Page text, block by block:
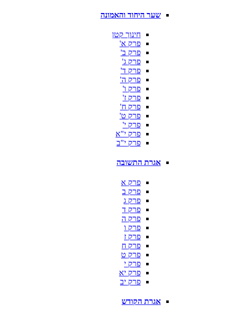
שער היחוד והאמונה
חינוך קטן
פרק א'
פרק ב'
פרק ג'
פרק ד'
פרק ה'
פרק ו'
פרק ז'
פרק ח'
פרק ט'
פרק י'
פרק י"א
פרק י"ב
אגרת התשובה
פרק א
פרק ב
פרק ג
פרק ד
פרק ה
פרק ו
פרק ז
פרק ח
פרק ט
פרק י
פרק יא
פרק יב
אגרת הקודש